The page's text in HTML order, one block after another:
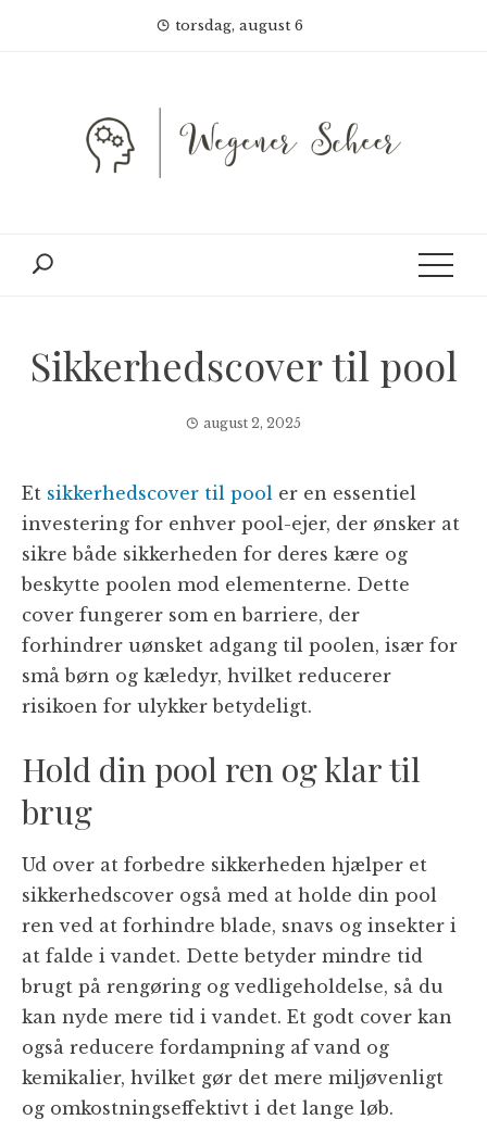
torsdag, august 6
Sikkerhedscover til pool
august 2, 2025
Et sikkerhedscover til pool er en essentiel
investering for enhver pool-ejer, der ønsker at
sikre både sikkerheden for deres kære og
beskytte poolen mod elementerne. Dette
cover fungerer som en barriere, der
forhindrer uønsket adgang til poolen, især for
små børn og kæledyr, hvilket reducerer
risikoen for ulykker betydeligt.
Hold din pool ren og klar til
brug
Ud over at forbedre sikkerheden hjælper et
sikkerhedscover også med at holde din pool
ren ved at forhindre blade, snavs og insekter i
at falde i vandet. Dette betyder mindre tid
brugt på rengøring og vedligeholdelse, så du
kan nyde mere tid i vandet. Et godt cover kan
også reducere fordampning af vand og
kemikalier, hvilket gør det mere miljøvenligt
og omkostningseffektivt i det lange løb.